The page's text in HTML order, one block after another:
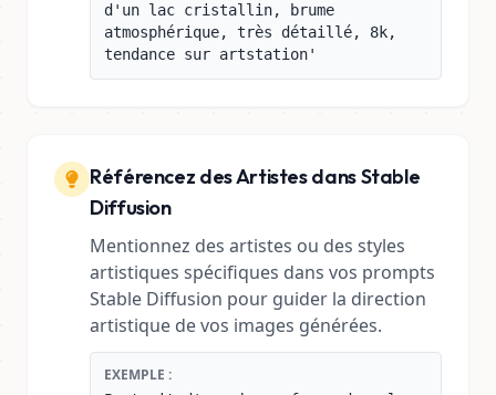
d'un lac cristallin, brume
atmosphérique, très détaillé, 8k,
tendance sur artstation'
Référencez des Artistes dans Stable
Diffusion
Mentionnez des artistes ou des styles
artistiques spécifiques dans vos prompts
Stable Diffusion pour guider la direction
artistique de vos images générées.
EXEMPLE :